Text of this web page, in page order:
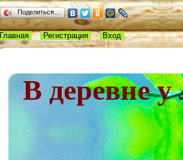
Поделиться…
В деревне
Главная Регистрация Вход